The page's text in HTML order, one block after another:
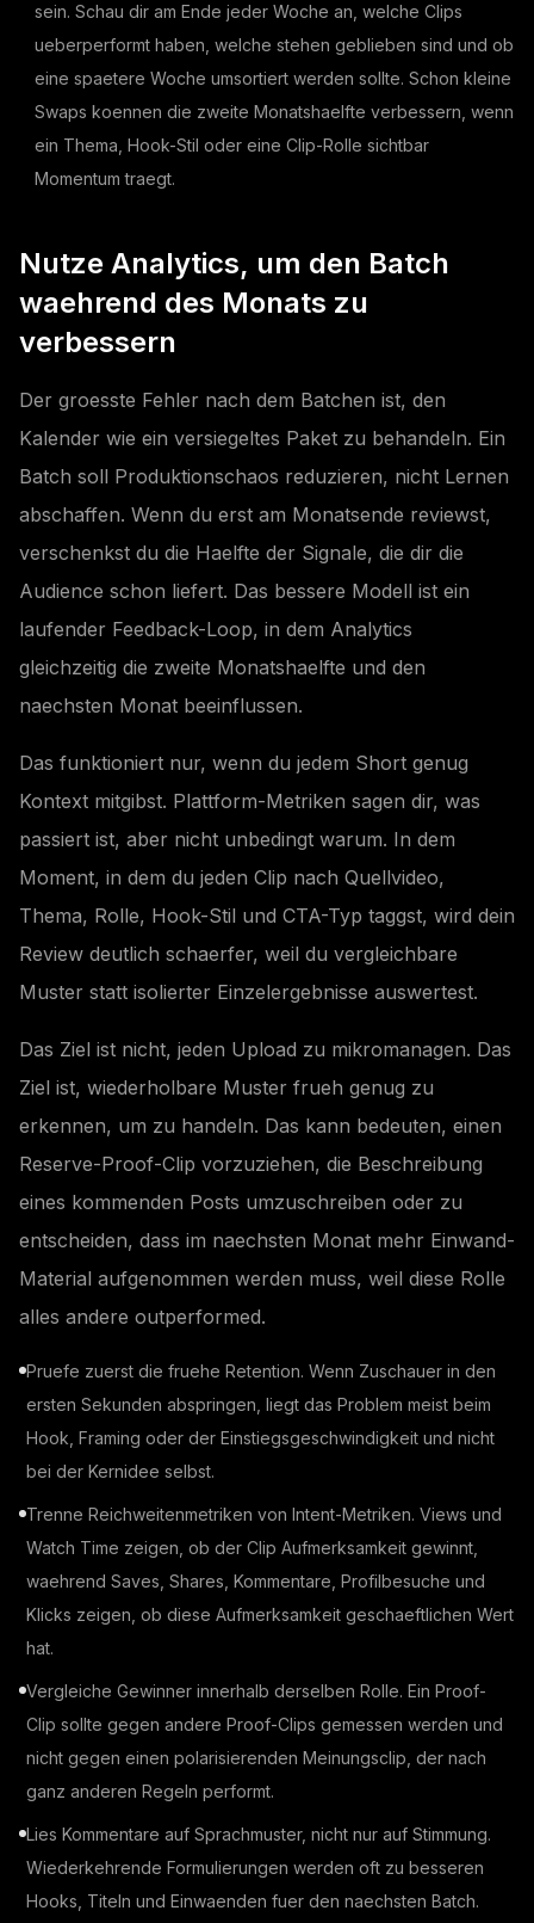
sein. Schau dir am Ende jeder Woche an, welche Clips
ueberperformt haben, welche stehen geblieben sind und ob
eine spaetere Woche umsortiert werden sollte. Schon kleine
Swaps koennen die zweite Monatshaelfte verbessern, wenn
ein Thema, Hook-Stil oder eine Clip-Rolle sichtbar
Momentum traegt.
Nutze Analytics, um den Batch
waehrend des Monats zu
verbessern
Der groesste Fehler nach dem Batchen ist, den
Kalender wie ein versiegeltes Paket zu behandeln. Ein
Batch soll Produktionschaos reduzieren, nicht Lernen
abschaffen. Wenn du erst am Monatsende reviewst,
verschenkst du die Haelfte der Signale, die dir die
Audience schon liefert. Das bessere Modell ist ein
laufender Feedback-Loop, in dem Analytics
gleichzeitig die zweite Monatshaelfte und den
naechsten Monat beeinflussen.
Das funktioniert nur, wenn du jedem Short genug
Kontext mitgibst. Plattform-Metriken sagen dir, was
passiert ist, aber nicht unbedingt warum. In dem
Moment, in dem du jeden Clip nach Quellvideo,
Thema, Rolle, Hook-Stil und CTA-Typ taggst, wird dein
Review deutlich schaerfer, weil du vergleichbare
Muster statt isolierter Einzelergebnisse auswertest.
Das Ziel ist nicht, jeden Upload zu mikromanagen. Das
Ziel ist, wiederholbare Muster frueh genug zu
erkennen, um zu handeln. Das kann bedeuten, einen
Reserve-Proof-Clip vorzuziehen, die Beschreibung
eines kommenden Posts umzuschreiben oder zu
entscheiden, dass im naechsten Monat mehr Einwand-
Material aufgenommen werden muss, weil diese Rolle
alles andere outperformed.
Pruefe zuerst die fruehe Retention. Wenn Zuschauer in den
ersten Sekunden abspringen, liegt das Problem meist beim
Hook, Framing oder der Einstiegsgeschwindigkeit und nicht
bei der Kernidee selbst.
Trenne Reichweitenmetriken von Intent-Metriken. Views und
Watch Time zeigen, ob der Clip Aufmerksamkeit gewinnt,
waehrend Saves, Shares, Kommentare, Profilbesuche und
Klicks zeigen, ob diese Aufmerksamkeit geschaeftlichen Wert
hat.
Vergleiche Gewinner innerhalb derselben Rolle. Ein Proof-
Clip sollte gegen andere Proof-Clips gemessen werden und
nicht gegen einen polarisierenden Meinungsclip, der nach
ganz anderen Regeln performt.
Lies Kommentare auf Sprachmuster, nicht nur auf Stimmung.
Wiederkehrende Formulierungen werden oft zu besseren
Hooks, Titeln und Einwaenden fuer den naechsten Batch.